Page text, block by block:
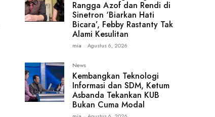
Rangga Azof dan Rendi di
Sinetron ‘Biarkan Hati
Bicara’, Febby Rastanty Tak
Alami Kesulitan
mia - Agustus 6, 2026
News
Kembangkan Teknologi
Informasi dan SDM, Ketum
Asbanda Tekankan KUB
Bukan Cuma Modal